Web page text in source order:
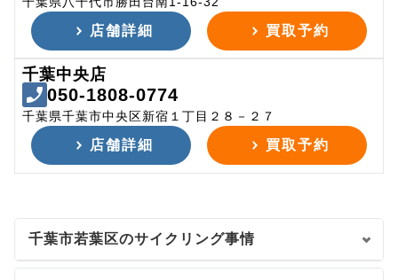
店舗詳細 買取予約
千葉中央店
050-1808-0774
千葉県千葉市中央区新宿１丁目２８－２７
店舗詳細 買取予約
千葉市若葉区のサイクリング事情